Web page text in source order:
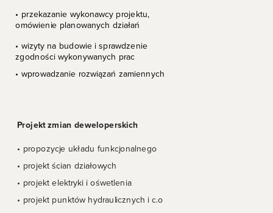
• przekazanie wykonawcy projektu,
omówienie planowanych działań
• wizyty na budowie i sprawdzenie
zgodności wykonywanych prac
• wprowadzanie rozwiązań zamiennych
• propozycje układu funkcjonalnego
• projekt ścian działowych
• projekt elektryki i ośwetlenia
• projekt punktów hydraulicznych i c.o
Projekt zmian deweloperskich